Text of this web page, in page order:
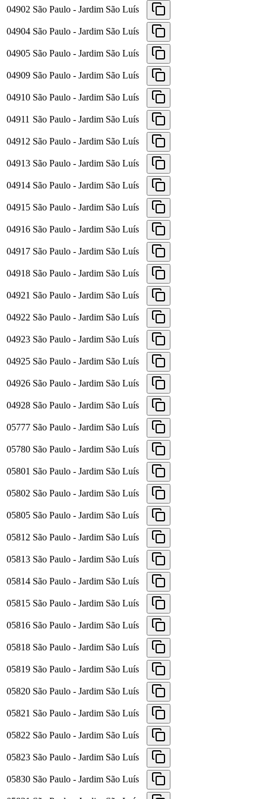
04902 São Paulo - Jardim São Luís
04904 São Paulo - Jardim São Luís
04905 São Paulo - Jardim São Luís
04909 São Paulo - Jardim São Luís
04910 São Paulo - Jardim São Luís
04911 São Paulo - Jardim São Luís
04912 São Paulo - Jardim São Luís
04913 São Paulo - Jardim São Luís
04914 São Paulo - Jardim São Luís
04915 São Paulo - Jardim São Luís
04916 São Paulo - Jardim São Luís
04917 São Paulo - Jardim São Luís
04918 São Paulo - Jardim São Luís
04921 São Paulo - Jardim São Luís
04922 São Paulo - Jardim São Luís
04923 São Paulo - Jardim São Luís
04925 São Paulo - Jardim São Luís
04926 São Paulo - Jardim São Luís
04928 São Paulo - Jardim São Luís
05777 São Paulo - Jardim São Luís
05780 São Paulo - Jardim São Luís
05801 São Paulo - Jardim São Luís
05802 São Paulo - Jardim São Luís
05805 São Paulo - Jardim São Luís
05812 São Paulo - Jardim São Luís
05813 São Paulo - Jardim São Luís
05814 São Paulo - Jardim São Luís
05815 São Paulo - Jardim São Luís
05816 São Paulo - Jardim São Luís
05818 São Paulo - Jardim São Luís
05819 São Paulo - Jardim São Luís
05820 São Paulo - Jardim São Luís
05821 São Paulo - Jardim São Luís
05822 São Paulo - Jardim São Luís
05823 São Paulo - Jardim São Luís
05830 São Paulo - Jardim São Luís